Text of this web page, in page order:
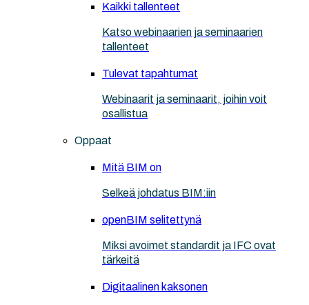
Kaikki tallenteet
Katso webinaarien ja seminaarien
tallenteet
Tulevat tapahtumat
Webinaarit ja seminaarit, joihin voit
osallistua
Oppaat
Mitä BIM on
Selkeä johdatus BIM:iin
openBIM selitettynä
Miksi avoimet standardit ja IFC ovat
tärkeitä
Digitaalinen kaksonen